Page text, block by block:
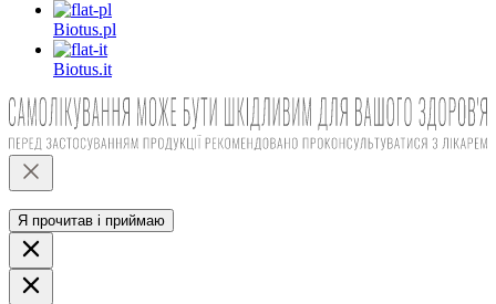
Biotus.pl
Biotus.it
Я прочитав і приймаю